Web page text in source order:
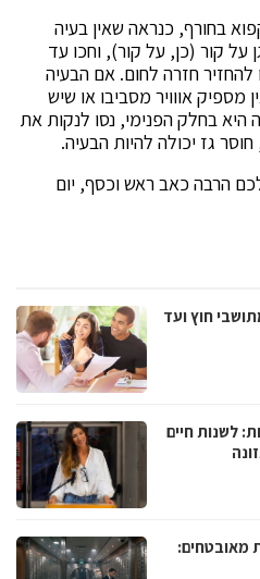
בחורף, כנראה שאין בעיה
על קור (כן, על קור), וחכו עד
חזרה לחום. אם הבעיה
אווויר מסביבו או שיש
בחלק הפנימי, נסו לנקות את
גז יכולה להיות הבעיה.
הרבה כאב ראש וכסף, יום
חוץ ועד
לשנות חיים
מאובטחים: